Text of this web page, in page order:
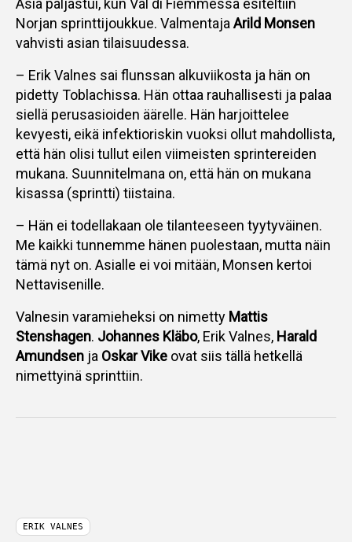
Asia paljastui, kun Val di Fiemmessä esiteltiin
Norjan sprinttijoukkue. Valmentaja Arild Monsen
vahvisti asian tilaisuudessa.
– Erik Valnes sai flunssan alkuviikosta ja hän on
pidetty Toblachissa. Hän ottaa rauhallisesti ja palaa
siellä perusasioiden äärelle. Hän harjoittelee
kevyesti, eikä infektioriskin vuoksi ollut mahdollista,
että hän olisi tullut eilen viimeisten sprintereiden
mukana. Suunnitelmana on, että hän on mukana
kisassa (sprintti) tiistaina.
– Hän ei todellakaan ole tilanteeseen tyytyväinen.
Me kaikki tunnemme hänen puolestaan, mutta näin
tämä nyt on. Asialle ei voi mitään, Monsen kertoi
Nettavisenille.
Valnesin varamieheksi on nimetty Mattis
Stenshagen. Johannes Kläbo, Erik Valnes, Harald
Amundsen ja Oskar Vike ovat siis tällä hetkellä
nimettyinä sprinttiin.
ERIK VALNES